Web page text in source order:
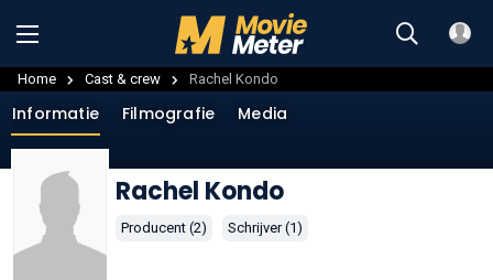
Home Cast & crew Rachel Kondo
Informatie Filmografie Media
Rachel Kondo
Producent (2) Schrijver (1)